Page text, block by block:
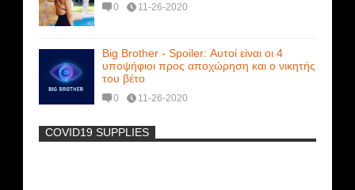
0 11-26-2020
Big Brother - Spoiler: Αυτοί είναι οι 4
υποψήφιοι προς αποχώρηση και ο νικητής
του βέτο
0 11-26-2020
-
COVID19 SUPPLIES